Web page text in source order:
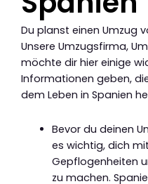
Du planst einen Umzug
Unsere Umzugsfirma,
möchte dir hier einige
Informationen geben,
dem Leben in Spanien
Bevor du deinen
es wichtig, dich
Gepflogenheiten
zu machen.